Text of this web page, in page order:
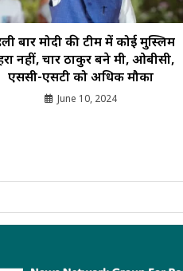
बार मोदी की टीम में कोई मुस्लिम
नहीं, चार ठाकुर बने मंत्री, ओबीसी,
एससी-एसटी को अधिक मौका
June 10, 2024